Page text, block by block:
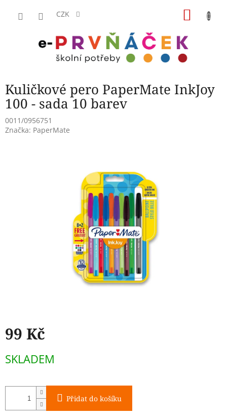
CZK
Kuličkové pero PaperMate InkJoy
100 - sada 10 barev
0011/0956751
Značka: PaperMate
99 Kč
cena:
SKLADEM
Přidat do košíku